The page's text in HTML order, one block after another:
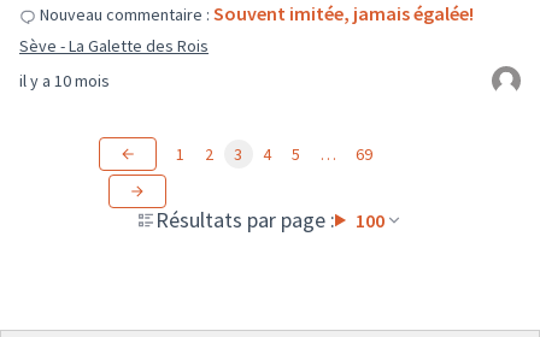
il y a 10 mois
Nouveau commentaire : Souvent imitée, jamais égalée!
Sève - La Galette des Rois
Résultats par page : 100
1 2 3 4 5 … 69